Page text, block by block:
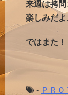
来週は拷
楽しみだよ
ではまた！
- ＰＲ